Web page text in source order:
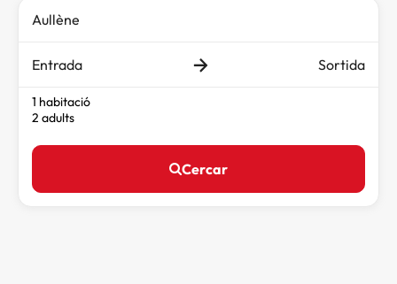
Entrada Sortida
1 habitació
2 adults
Cercar